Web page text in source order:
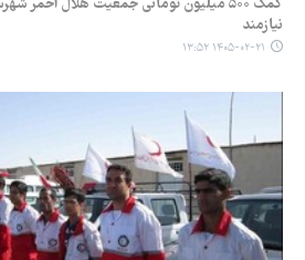
کمک ۵۰۰ میلیون تومانی جمعیت هلال احمر
نیازمند
۱۴۰۵-۰۲-۲۱ ۱۳:۵۲